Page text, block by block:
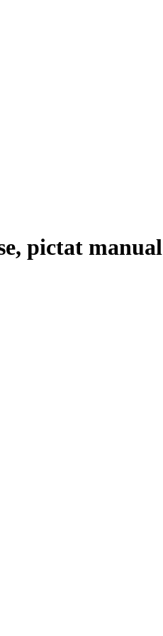
pictat manual